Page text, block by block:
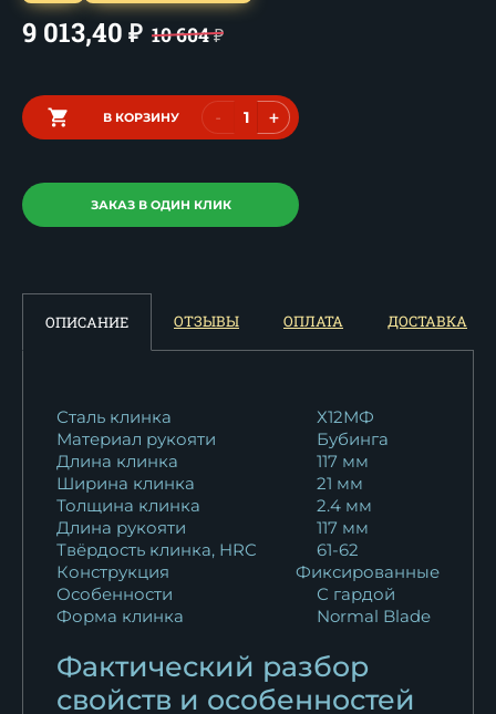
9 013,40 ₽ 10 604₽
В КОРЗИНУ - +
ЗАКАЗ В ОДИН КЛИК
ОПИСАНИЕ ОТЗЫВЫ ОПЛАТА ДОСТАВКА
Сталь клинка
Х12МФ
Материал рукояти
Бубинга
Длина клинка
117 мм
Ширина клинка
21 мм
Толщина клинка
2.4 мм
Длина рукояти
117 мм
Твёрдость клинка, HRC
61-62
Конструкция
Фиксированные
Особенности
С гардой
Форма клинка
Normal Blade
Фактический разбор
свойств и особенностей